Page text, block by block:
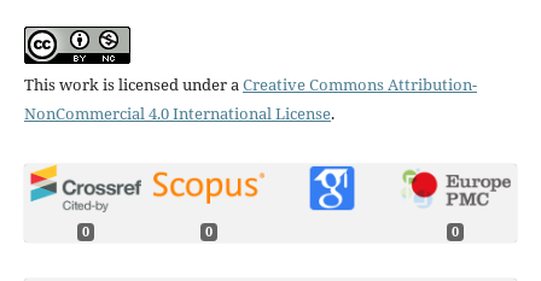
This work is licensed under aCreative Commons Attribution-
NonCommercial 4.0 International License.
0 0 0